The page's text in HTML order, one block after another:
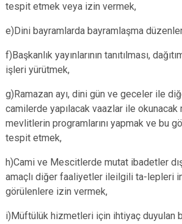
tespit etmek veya izin vermek,
e)Dini bayramlarda bayramlaşma
f)Başkanlık yayınlarının tanıtılması,
işleri yürütmek,
g)Ramazan ayı, dini gün ve geceler ile
camilerde yapılacak vaazlar ile okunacak
mevlitlerin programlarını yapmak ve bu
tespit etmek,
h)Cami ve Mescitlerde mutat ibadetler
amaçlı diğer faaliyetler ileilgili ta-lepleri
görülenlere izin vermek,
i)Müftülük hizmetleri için ihtiyaç duyulan